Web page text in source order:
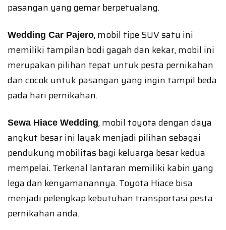
pasangan yang gemar berpetualang.
Wedding Car Pajero, mobil tipe SUV satu ini
memiliki tampilan bodi gagah dan kekar, mobil ini
merupakan pilihan tepat untuk pesta pernikahan
dan cocok untuk pasangan yang ingin tampil beda
pada hari pernikahan.
Sewa Hiace Wedding, mobil toyota dengan daya
angkut besar ini layak menjadi pilihan sebagai
pendukung mobilitas bagi keluarga besar kedua
mempelai. Terkenal lantaran memiliki kabin yang
lega dan kenyamanannya. Toyota Hiace bisa
menjadi pelengkap kebutuhan transportasi pesta
pernikahan anda.